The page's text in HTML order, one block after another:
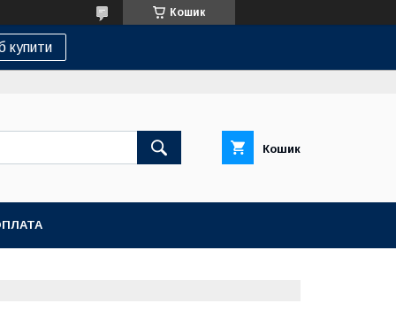
Кошик
купити
Кошик